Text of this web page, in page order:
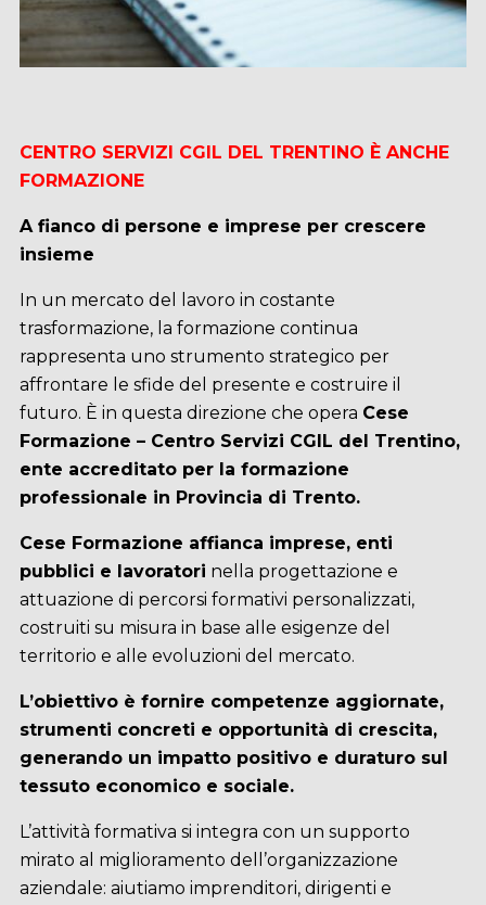
CENTRO SERVIZI CGIL DEL TRENTINO È ANCHE
FORMAZIONE
A fianco di persone e imprese per crescere
insieme
In un mercato del lavoro in costante
trasformazione, la formazione continua
rappresenta uno strumento strategico per
affrontare le sfide del presente e costruire il
futuro. È in questa direzione che opera Cese
Formazione – Centro Servizi CGIL del Trentino,
ente accreditato per la formazione
professionale in Provincia di Trento.
Cese Formazione affianca imprese, enti
pubblici e lavoratori nella progettazione e
attuazione di percorsi formativi personalizzati,
costruiti su misura in base alle esigenze del
territorio e alle evoluzioni del mercato.
L’obiettivo è fornire competenze aggiornate,
strumenti concreti e opportunità di crescita,
generando un impatto positivo e duraturo sul
tessuto economico e sociale.
L’attività formativa si integra con un supporto
mirato al miglioramento dell’organizzazione
aziendale: aiutiamo imprenditori, dirigenti e